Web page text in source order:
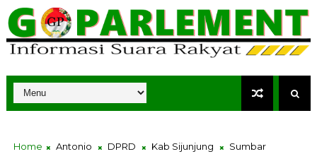
Home Antonio DPRD Kab Sijunjung
Sumbar